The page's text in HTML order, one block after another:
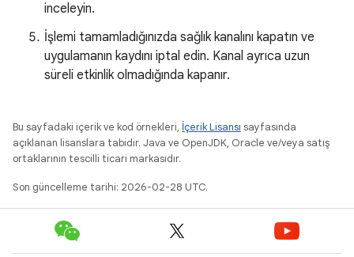
inceleyin.
İşlemi tamamladığınızda sağlık kanalını kapatın ve
uygulamanın kaydını iptal edin. Kanal ayrıca uzun
süreli etkinlik olmadığında kapanır.
Bu sayfadaki içerik ve kod örnekleri, İçerik Lisansı sayfasında
açıklanan lisanslara tabidir. Java ve OpenJDK, Oracle ve/veya satış
ortaklarının tescilli ticari markasıdır.
Son güncelleme tarihi: 2026-02-28 UTC.